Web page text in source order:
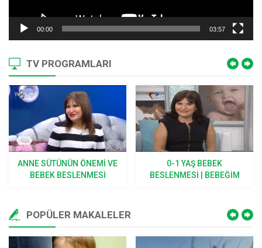
00:00 03:57
TV PROGRAMLARI
ANNE SÜTÜNÜN ÖNEMI VE
BEBEK BESLENMESI
0-1 YAŞ BEBEK
BESLENMESI | BEBEĞIM
POPÜLER MAKALELER